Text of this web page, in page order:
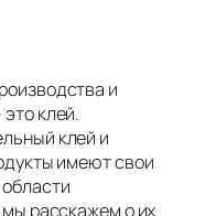
и
клей.
клей и
имеют свои
расскажем о их